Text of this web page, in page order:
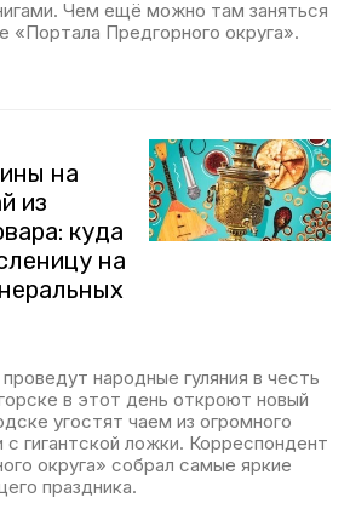
Чем ещё можно там заняться
Предгорного округа».
на
из
куда
на
народные гуляния в честь
в этот день откроют новый
угостят чаем из огромного
гигантской ложки. Корреспондент
округа» собрал самые яркие
праздника.